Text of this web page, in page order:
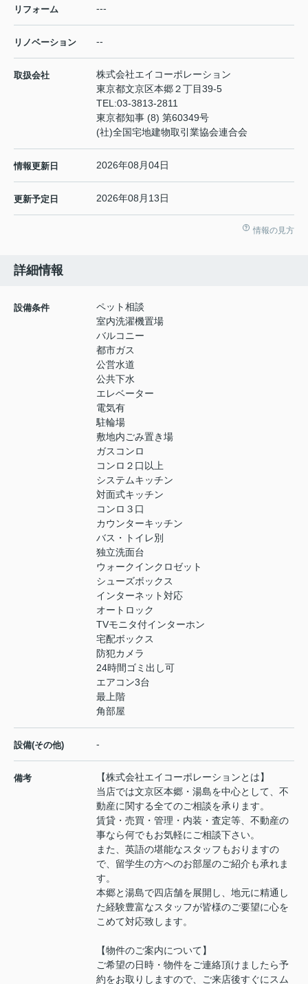
リフォーム ---
リノベーション --
取扱会社
株式会社エイコーポレーション
東京都文京区本郷２丁目39-5
TEL:03-3813-2811
東京都知事 (8) 第60349号
(社)全国宅地建物取引業協会連合会
情報更新日 2026年08月04日
更新予定日 2026年08月13日
情報の見方
詳細情報
設備条件
ペット相談
室内洗濯機置場
バルコニー
都市ガス
公営水道
公共下水
エレベーター
電気有
駐輪場
敷地内ごみ置き場
ガスコンロ
コンロ２口以上
システムキッチン
対面式キッチン
コンロ３口
カウンターキッチン
バス・トイレ別
独立洗面台
ウォークインクロゼット
シューズボックス
インターネット対応
オートロック
TVモニタ付インターホン
宅配ボックス
防犯カメラ
24時間ゴミ出し可
エアコン3台
最上階
角部屋
設備(その他) -
備考
【株式会社エイコーポレーションとは】
当店では文京区本郷・湯島を中心として、不
動産に関する全てのご相談を承ります。
賃貸・売買・管理・内装・査定等、不動産の
事なら何でもお気軽にご相談下さい。
また、英語の堪能なスタッフもおりますの
で、留学生の方へのお部屋のご紹介も承れま
す。
本郷と湯島で四店舗を展開し、地元に精通し
た経験豊富なスタッフが皆様のご要望に心を
こめて対応致します。
【物件のご案内について】
ご希望の日時・物件をご連絡頂けましたら予
約をお取りしますので、ご来店後すぐにスム